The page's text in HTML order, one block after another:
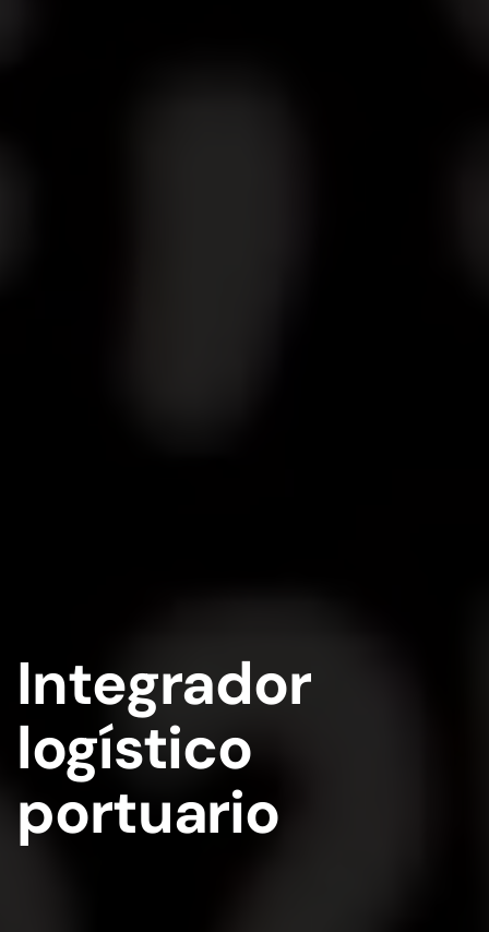
Integrador
logístico
portuario